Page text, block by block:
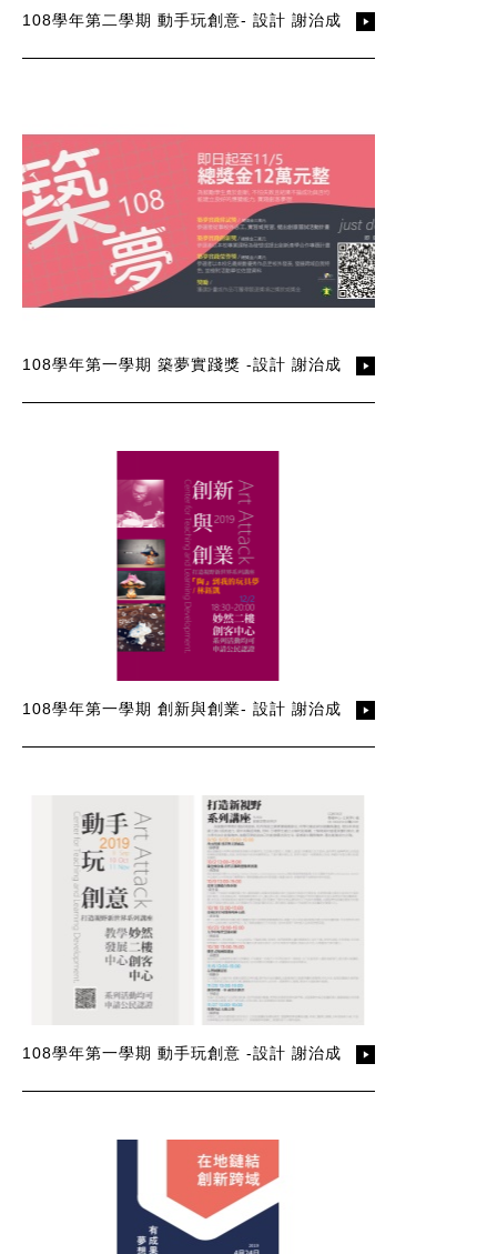
108學年第二學期 動手玩創意- 設計 謝治成
108學年第一學期 築夢實踐獎 -設計 謝治成
108學年第一學期 創新與創業- 設計 謝治成
108學年第一學期 動手玩創意 -設計 謝治成